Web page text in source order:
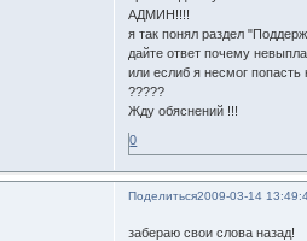
АДМИН!!!!
я так понял раздел
дайте ответ почему
или еслиб я несмог
?????
Жду обяснений !!!
0
Поделиться2009-03-14
забераю свои слова назад!